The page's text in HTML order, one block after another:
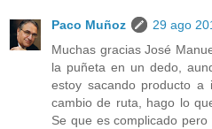
Paco Muñoz
29 ago
Muchas gracias José
la puñeta en un dedo,
estoy sacando producto a
cambio de ruta, hago lo
Se que es complicado